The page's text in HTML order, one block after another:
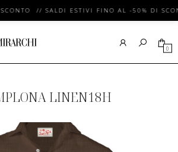
// SALDI ESTIVI FINO AL -50% DI
0
LINEN18H